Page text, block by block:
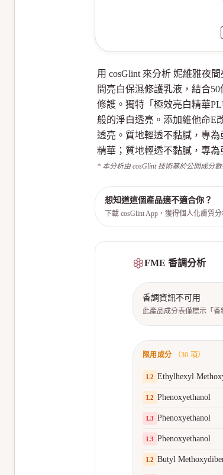
用 cosGlint 來分析 妮維雅夜
間亮白保濕修護乳液，結合
修護。獨特「極效亮白精華
般的淨白透亮。添加維他命E
透亮。質地輕透不黏膩，專
精華；質地輕透不黏膩，專
* 本分析由 cosGlint 技術基於公開成分
想知道這個產品適不適合你？
下載 cosGlint App，獲得個人化膚質
FME 香調分析
香調資訊不可用
此產品成分表僅標示「香
限用成分 （30 項）
L2 Ethylhexyl
L2 Phenoxyethanol
L3 Phenoxyethanol
L3 Phenoxyethanol
L2 Butyl